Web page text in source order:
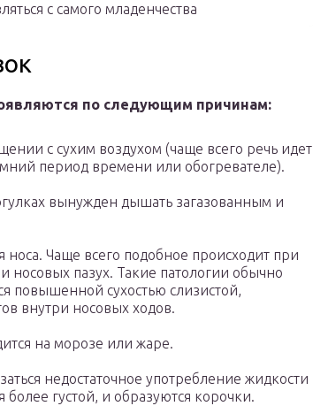
с самого младенчества
по следующим причинам:
с сухим воздухом (чаще всего речь идет
период времени или обогревателе).
вынужден дышать загазованным и
носа. Чаще всего подобное происходит при
пазух. Такие патологии обычно
повышенной сухостью слизистой,
внутри носовых ходов.
на морозе или жаре.
недостаточное употребление жидкости
более густой, и образуются корочки.